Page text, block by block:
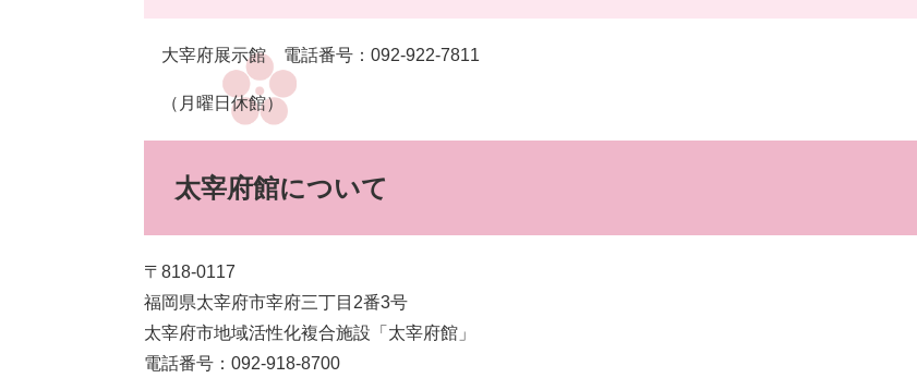
大宰府展示館 電話番号：092‐922‐7811
（月曜日休館）
太宰府館について
〒818-0117
福岡県太宰府市宰府三丁目2番3号
太宰府市地域活性化複合施設「太宰府館」
電話番号：092‐918‐8700